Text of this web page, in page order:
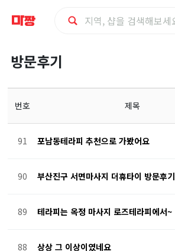
방
문
후
기
방문후기
번호 제목
91 포남동테라피 추천으로 가봤어요
90 부산진구 서면마사지 더휴타이 방문후기
89 테라피는 옥정 마사지 로즈테라피에서~
88 상상 그 이상이였네요